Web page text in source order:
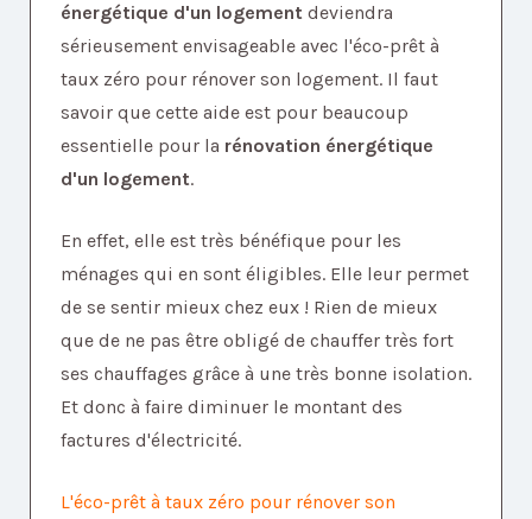
énergétique d'un logement deviendra
sérieusement envisageable avec l'éco-prêt à
taux zéro pour rénover son logement. Il faut
savoir que cette aide est pour beaucoup
essentielle pour la rénovation énergétique
d'un logement.
En effet, elle est très bénéfique pour les
ménages qui en sont éligibles. Elle leur permet
de se sentir mieux chez eux ! Rien de mieux
que de ne pas être obligé de chauffer très fort
ses chauffages grâce à une très bonne isolation.
Et donc à faire diminuer le montant des
factures d'électricité.
L'éco-prêt à taux zéro pour rénover son